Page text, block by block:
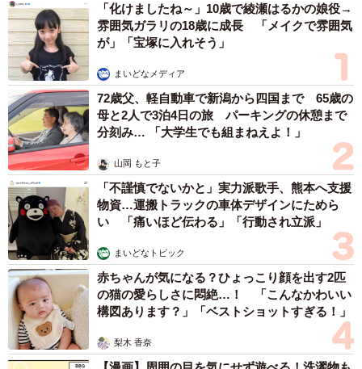
「化けましたね～」10歳で綾瀬はるかの娘役→
雰囲気ガラリの18歳に成長 「メイクで雰囲気
が」「宝塚に入れそう」
まいどなメディア
72歳父、軽自動車で新潟から四国まで 65歳の
母と2人で3泊4日の旅 パーキングの休憩まで
分刻み… 「大学生でも組まねえよ！」
山岡 もと子
「不謹慎でないかと」実力派歌手、熊本へ支援
物資…運搬トラックの車体デザインにためら
い 「痛いほど伝わる」「行動され立派」
まいどなトピック
赤ちゃんが気になる？ひょっこり顔を出す2匹
の猫の愛らしさに悶絶…！ 「こんなかわいい
構図あります？」「ベストショットすぎる！」
梨木 香奈